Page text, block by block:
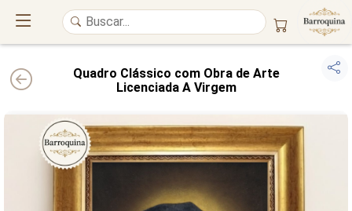
Quadro Clássico com Obra de Arte
Licenciada A Virgem